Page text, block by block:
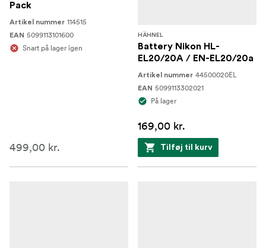
Pack
Artikel nummer 114515
EAN 5099113101600
Snart på lager igen
499,00 kr.
HÄHNEL
Battery Nikon HL-
EL20/20A / EN-EL20/20a
Artikel nummer 44500020EL
EAN 5099113302021
På lager
169,00 kr.
Tilføj til kurv